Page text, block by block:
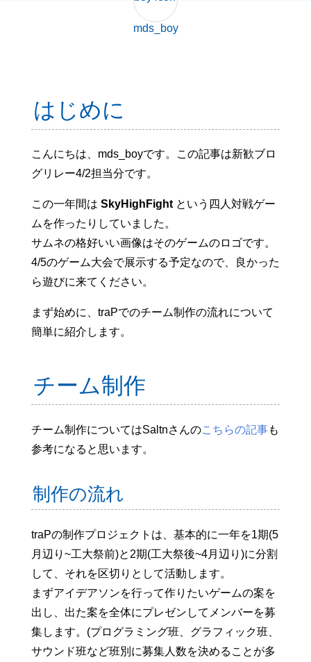
mds_boy
はじめに
こんにちは、mds_boyです。この記事は新歓ブロ
グリレー4/2担当分です。
この一年間は SkyHighFightという四人対戦ゲー
ムを作ったりしていました。
サムネの格好いい画像はそのゲームのロゴです。
4/5のゲーム大会で展示する予定なので、良かった
ら遊びに来てください。
まず始めに、traPでのチーム制作の流れについて
簡単に紹介します。
チーム制作
チーム制作についてはSaltnさんのこちらの記事も
参考になると思います。
制作の流れ
traPの制作プロジェクトは、基本的に一年を1期(5
月辺り~工大祭前)と2期(工大祭後~4月辺り)に分割
して、それを区切りとして活動します。
まずアイデアソンを行って作りたいゲームの案を
出し、出た案を全体にプレゼンしてメンバーを募
集します。(プログラミング班、グラフィック班、
サウンド班など班別に募集人数を決めることが多